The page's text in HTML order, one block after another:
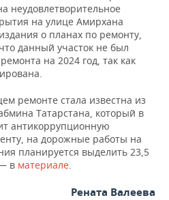
неудовлетворительное
на улице Амирхана
о планах по ремонту,
данный участок не был
на 2024 год, так как
ремонте стала известна из
Татарстана, который в
антикоррупционную
на дорожные работы на
планируется выделить 23,5
в материале.
Рената Валеева